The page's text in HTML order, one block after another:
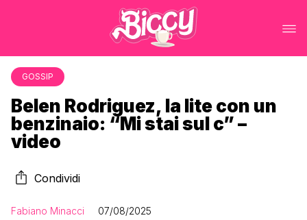
GOSSIP
Belen Rodriguez, la lite con un
benzinaio: “Mi stai sul c” –
video
Condividi
Fabiano Minacci 07/08/2025